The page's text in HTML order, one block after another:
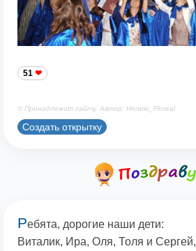
51
© Принадлежит сайту. Автор: Horatio_Floreal
Создать открытку
Ребята, дорогие наши дети:
Виталик, Ира, Оля, Толя и Сергей,